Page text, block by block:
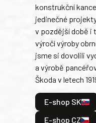
konstrukční
jedinečné
v pozdější době i
výročí výroby
jsme si dovolili
a výrobě
Škoda v letech
E-shop SK
E-shop CZ